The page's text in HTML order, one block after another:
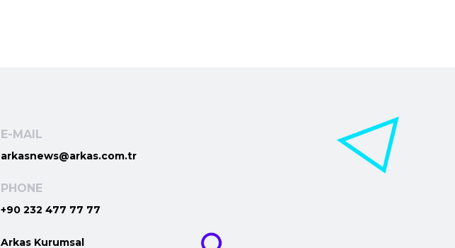
E-MAIL
arkasnews@arkas.com.tr
PHONE
+90 232 477 77 77
Arkas Kurumsal